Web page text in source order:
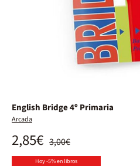
English Bridge 4º Primaria
Arcada
3,00€
2,85€
Hoy -5% en libros